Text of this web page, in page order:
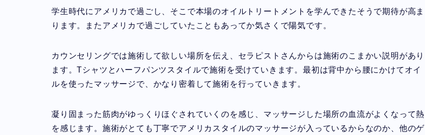
学生時代にアメリカで過ごし、そこで本場のオイルトリートメントを学んできたそうで期待が高ま
ります。またアメリカで過ごしていたこともあってか気さくで陽気です。
カウンセリングでは施術して欲しい場所を伝え、セラピストさんからは施術のこまかい説明があり
ます。Tシャツとハーフパンツスタイルで施術を受けていきます。最初は背中から腰にかけてオイ
ルを使ったマッサージで、かなり密着して施術を行っていきます。
凝り固まった筋肉がゆっくりほぐされていくのを感じ、マッサージした場所の血流がよくなって熱
を感じます。施術がとても丁寧でアメリカスタイルのマッサージが入っているからなのか、他のゲ